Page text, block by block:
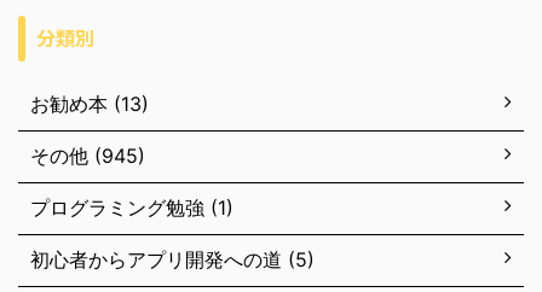
分類別
お勧め本 (13)
その他 (945)
プログラミング勉強 (1)
初心者からアプリ開発への道 (5)